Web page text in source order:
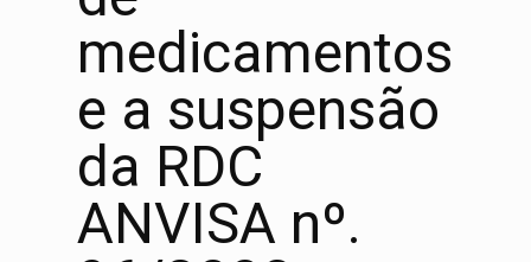
medicamentos
e a suspensão
da RDC
ANVISA nº.